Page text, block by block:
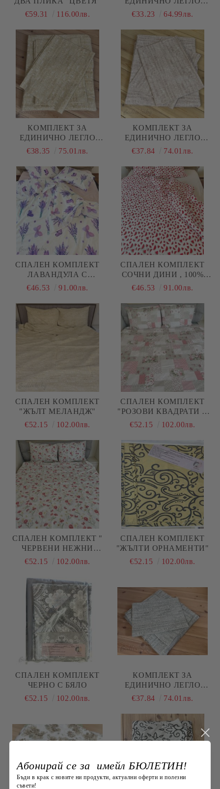
€59.31
116.00лв.
"ЦВЕТЯ"
€33.23 64.99лв.
КОМПЛЕКТ ЗА
ЕДИНИЧНО ЛЕГЛО
"ЖЪЛТ МЕЛАНЖ"
€38.35 75.01лв.
КОМПЛЕКТ ЗА
ЕДИНИЧНО ЛЕГЛО
"РОЗОВ МЕЛАНЖ"
€37.84 74.01лв.
СПАЛЕН КОМПЛЕКТ
ЛАВАНДУЛА С
ПЕПЕРУДИ , 100%
ЧАСТИ,
€46.53 91.00лв.
СПАЛЕН КОМПЛЕКТ
СОЧНИ ДИНИ , 100%
ПАМУК/РАНФОРС, 4
€46.53 91.00лв.
СПАЛЕН КОМПЛЕКТ
"ЖЪЛТ МЕЛАНДЖ"
€52.15
102.00лв.
СПАЛЕН КОМПЛЕКТ
"РОЗОВИ КВАДРАТИ С
ЦВЕТЯ"
€52.15 102.00лв.
СПАЛЕН КОМПЛЕКТ "
ЧЕРВЕНИ НЕЖНИ
ЦВЕТЯ"
€52.15 102.00лв.
СПАЛЕН КОМПЛЕКТ
"ЖЪЛТИ ОРНАМЕНТИ"
€52.15
102.00лв.
СПАЛЕН КОМПЛЕКТ
ЧЕРНО С БЯЛО
€52.15
102.00лв.
КОМПЛЕКТ ЗА
ЕДИНИЧНО ЛЕГЛО
"МЕНТА МЕЛАНЖ"
€37.84 74.01лв.
Абонирай се за имейл БЮЛЕТИН!
Бъди в крак с новите ни продукти, актуални оферти и полезни
съвети!